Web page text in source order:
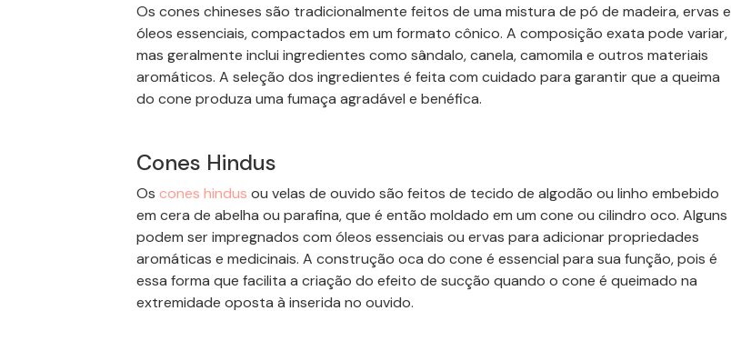
Os cones chineses são tradicionalmente feitos de uma mistura de pó de madeira, ervas e
óleos essenciais, compactados em um formato cônico. A composição exata pode variar,
mas geralmente inclui ingredientes como sândalo, canela, camomila e outros materiais
aromáticos. A seleção dos ingredientes é feita com cuidado para garantir que a queima
do cone produza uma fumaça agradável e benéfica.
Cones Hindus
Os cones hindus ou velas de ouvido são feitos de tecido de algodão ou linho embebido
em cera de abelha ou parafina, que é então moldado em um cone ou cilindro oco. Alguns
podem ser impregnados com óleos essenciais ou ervas para adicionar propriedades
aromáticas e medicinais. A construção oca do cone é essencial para sua função, pois é
essa forma que facilita a criação do efeito de sucção quando o cone é queimado na
extremidade oposta à inserida no ouvido.